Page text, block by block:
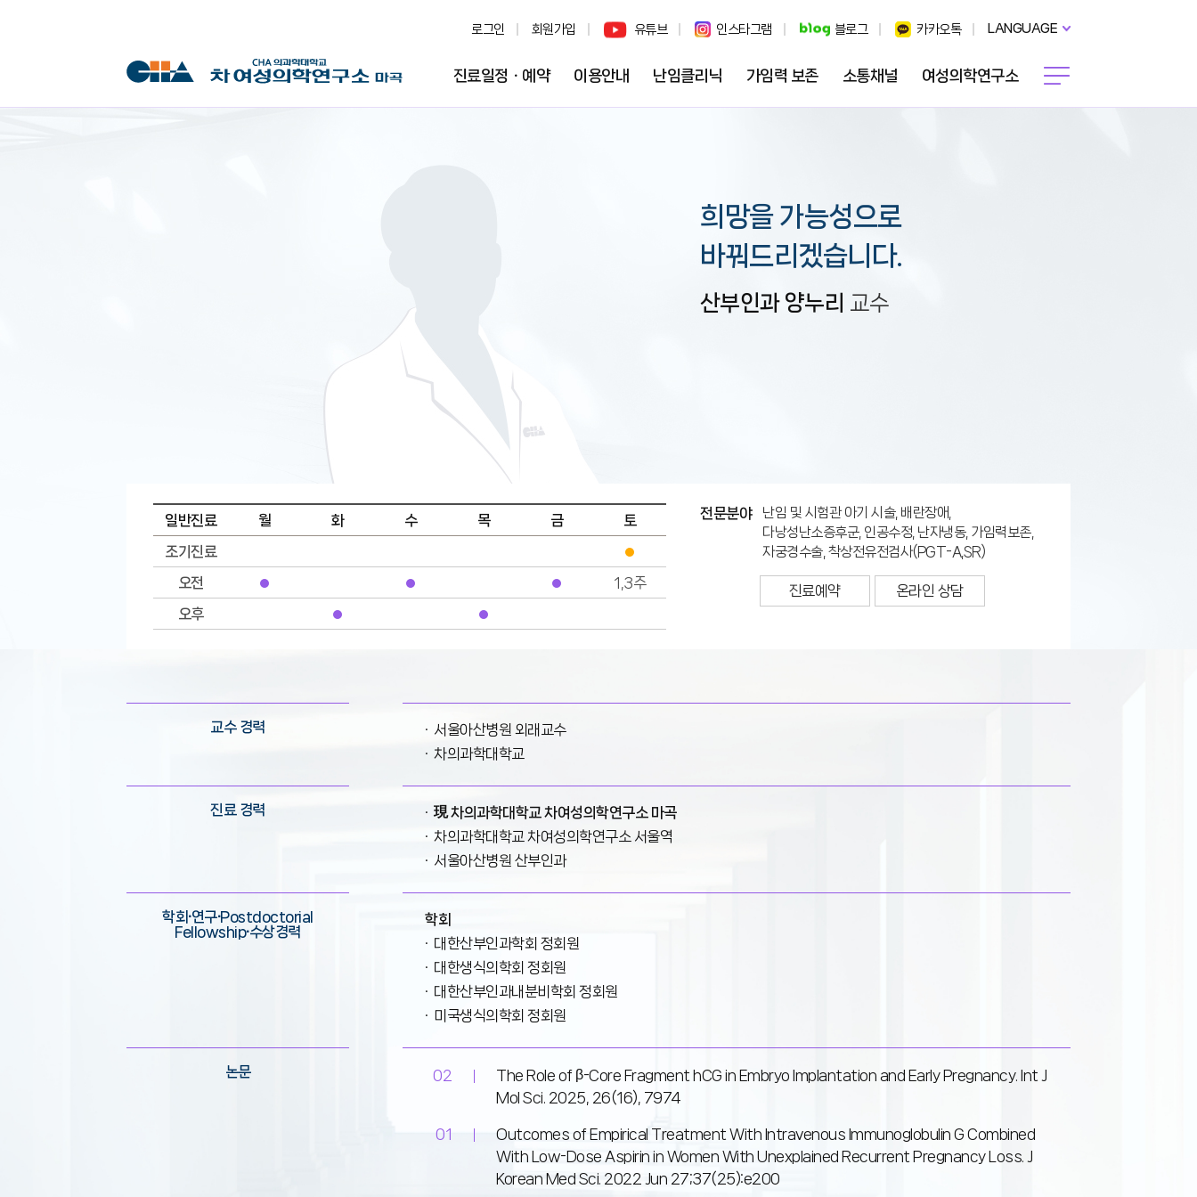
로그인 회원가입 유튜브 인스타그램 블로그 카카오톡 LANGUAGE
진료일정ㆍ예약 이용안내 난임클리닉 가임력 보존 소통채널 여성의학연구소
희망을 가능성으로
바꿔드리겠습니다.
산부인과 양누리 교수
일반진료 월 화 수 목 금
토
조기진료
오전
1,3주
오후
전문분야
난임 및 시험관 아기 시술, 배란장애,
다낭성난소증후군, 인공수정, 난자냉동, 가임력보존,
자궁경수술, 착상전유전검사(PGT-A,SR)
진료예약 온라인 상담
교수 경력
서울아산병원 외래교수
차의과학대학교
진료 경력
現 차의과학대학교 차여성의학연구소 마곡
차의과학대학교 차여성의학연구소 서울역
서울아산병원 산부인과
학회∙연구∙Postdoctorial
Fellowship∙수상경력
학회
대한산부인과학회 정회원
대한생식의학회 정회원
대한산부인과내분비학회 정회원
미국생식의학회 정회원
논문 02
The Role of β-Core Fragment hCG in Embryo Implantation and Early Pregnancy. Int J
Mol Sci. 2025, 26(16), 7974
01
Outcomes of Empirical Treatment With Intravenous Immunoglobulin G Combined
With Low-Dose Aspirin in Women With Unexplained Recurrent Pregnancy Loss. J
Korean Med Sci. 2022 Jun 27;37(25):e200